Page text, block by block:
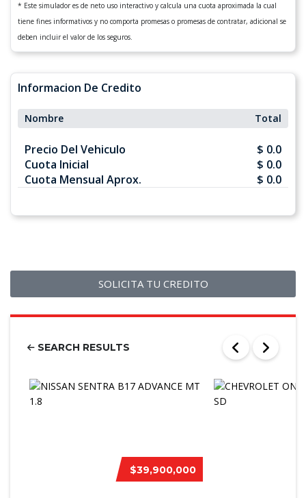
* Este simulador es de neto uso interactivo y calcula una cuota aproximada la cual
tiene fines informativos y no comporta promesas o promesas de contratar, adicional se
deben incluir el valor de los seguros.
Informacion De Credito
Nombre Total
Precio Del Vehiculo
$ 0.0
Cuota Inicial
$ 0.0
Cuota Mensual Aprox.
$ 0.0
SOLICITA TU CREDITO
SEARCH RESULTS
$39,900,000